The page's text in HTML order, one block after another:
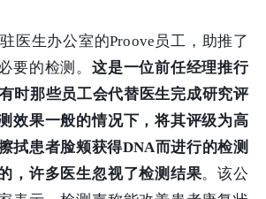
医生办公室的Proove员工，助推了
要的检测。 这是一位前任经理推行
时那些员工会代替医生完成研究评
效果一般的情况下，将其评级为高
拭患者脸颊获得DNA而进行的检测
，许多医生忽视了检测结果。该公